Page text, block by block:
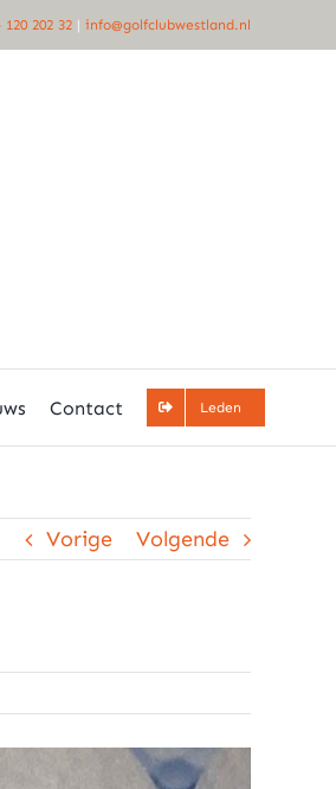
120 202 32 |info@golfclubwestland.nl
Contact Leden
Vorige Volgende